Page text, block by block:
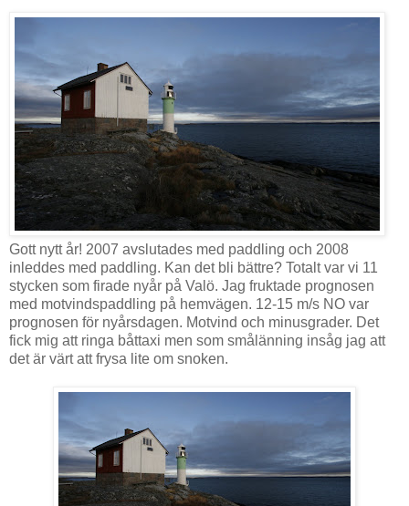
Gott nytt år! 2007 avslutades med paddling och 2008
inleddes med paddling. Kan det bli bättre? Totalt var vi 11
stycken som firade nyår på Valö. Jag fruktade prognosen
med motvindspaddling på hemvägen. 12-15 m/s NO var
prognosen för nyårsdagen. Motvind och minusgrader. Det
fick mig att ringa båttaxi men som smålänning insåg jag att
det är värt att frysa lite om snoken.